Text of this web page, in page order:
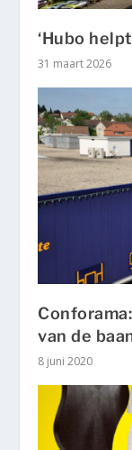
‘Hubo
31 maart 2026
van de
8 juni 2020